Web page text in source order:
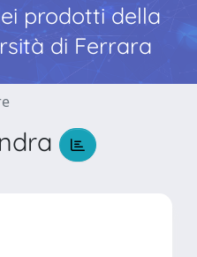
prodotti della
di Ferrara